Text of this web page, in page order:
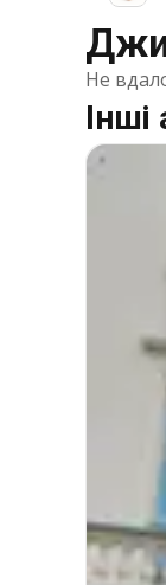
Не
Інші